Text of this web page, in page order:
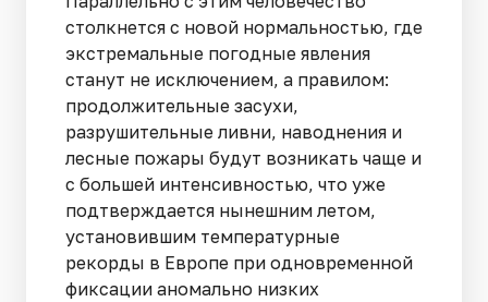
столкнется с новой нормальностью, где
экстремальные погодные явления
станут не исключением, а правилом:
продолжительные засухи,
разрушительные ливни, наводнения и
лесные пожары будут возникать чаще и
с большей интенсивностью, что уже
подтверждается нынешним летом,
установившим температурные
рекорды в Европе при одновременной
фиксации аномально низких